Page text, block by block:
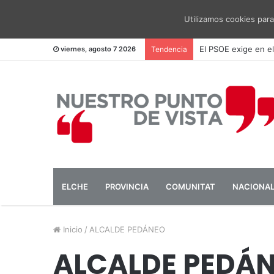
viernes, agosto 7 2026 Tendencia El PSOE pide una
ELCHE PROVINCIA COMUNITAT NACIONAL
Inicio / ALCALDE PEDÁNEO
ALCALDE
Utilizamos cookies